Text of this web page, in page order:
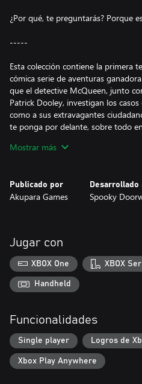
¿Por qué, te preguntarás? Porque
-----
Esta colección contiene la primera
cómica serie de aventuras
que el detective McQueen, junto
Patrick Dooley, investigan los
como a sus extravagantes
te ponga por delante, sobre todo
algún amigo que tengas) para darle
Mostrar más
Publicado por
Akupara Games
Desarrollado
Spooky
Jugar con
XBOX One XBOX
Handheld
Funcionalidades
Single player Logros de
Xbox Play Anywhere